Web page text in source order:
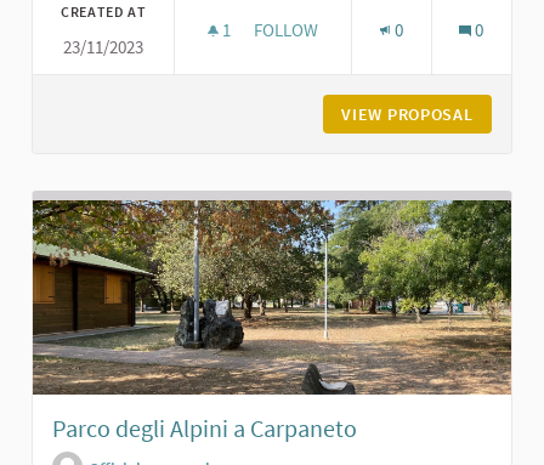
CREATED AT
23/11/2023
1 1 FOLLOWER
FOLLOW 0 0
VIEW PROPOSAL
Parco degli Alpini a Carpaneto